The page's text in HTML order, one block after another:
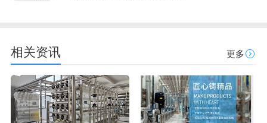
相关资讯 更多